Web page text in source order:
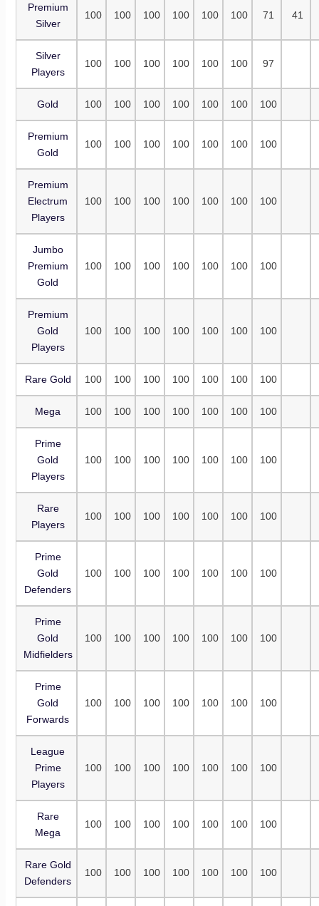
Premium
Silver
100 100 100 100 100 100 71 41
Silver
Players
100 100 100 100 100 100 97
Gold 100 100 100 100 100 100 100
Premium
Gold
100 100 100 100 100 100 100
Premium
Electrum
Players
100 100 100 100 100 100 100
Jumbo
Premium
Gold
100 100 100 100 100 100 100
Premium
Gold
Players
100 100 100 100 100 100 100
Rare Gold 100 100 100 100 100 100 100
Mega 100 100 100 100 100 100 100
Prime
Gold
Players
100 100 100 100 100 100 100
Rare
Players
100 100 100 100 100 100 100
Prime
Gold
Defenders
100 100 100 100 100 100 100
Prime
Gold
Midfielders
100 100 100 100 100 100 100
Prime
Gold
Forwards
100 100 100 100 100 100 100
League
Prime
Players
100 100 100 100 100 100 100
Rare
Mega
100 100 100 100 100 100 100
Rare Gold
Defenders
100 100 100 100 100 100 100